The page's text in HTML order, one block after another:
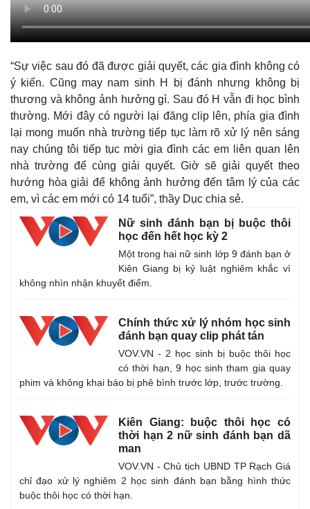
Infographic
“Sự việc sau đó đã được giải quyết, các gia đình không có
ý kiến. Cũng may nam sinh H bị đánh nhưng không bị
thương và không ảnh hưởng gì. Sau đó H vẫn đi học bình
thường. Mới đây có người lại đăng clip lên, phía gia đình
lại mong muốn nhà trường tiếp tục làm rõ xử lý nên sáng
nay chúng tôi tiếp tục mời gia đình các em liên quan lên
nhà trường để cùng giải quyết. Giờ sẽ giải quyết theo
hướng hòa giải để không ảnh hưởng đến tâm lý của các
em, vì các em mới có 14 tuổi”, thầy Dục chia sẻ.
Nữ sinh đánh bạn bị buộc thôi
học đến hết học kỳ 2
Một trong hai nữ sinh lớp 9 đánh bạn ở
Kiên Giang bị kỷ luật nghiêm khắc vì
không nhìn nhận khuyết điểm.
Chính thức xử lý nhóm học sinh
đánh bạn quay clip phát tán
VOV.VN - 2 học sinh bị buộc thôi học
có thời hạn, 9 học sinh tham gia quay
phim và không khai báo bị phê bình trước lớp, trước trường.
Kiên Giang: buộc thôi học có
thời hạn 2 nữ sinh đánh bạn dã
man
VOV.VN - Chủ tịch UBND TP Rạch Giá
chỉ đạo xử lý nghiêm 2 học sinh đánh bạn bằng hình thức
buộc thôi học có thời hạn.